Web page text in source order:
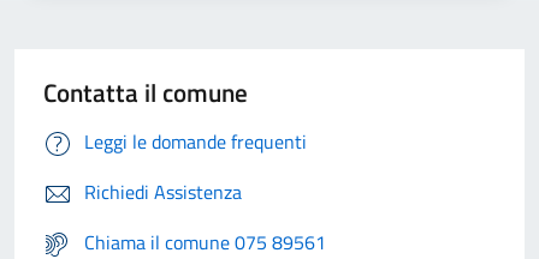
Contatta il comune
Leggi le domande frequenti
Richiedi Assistenza
Chiama il comune 075 89561